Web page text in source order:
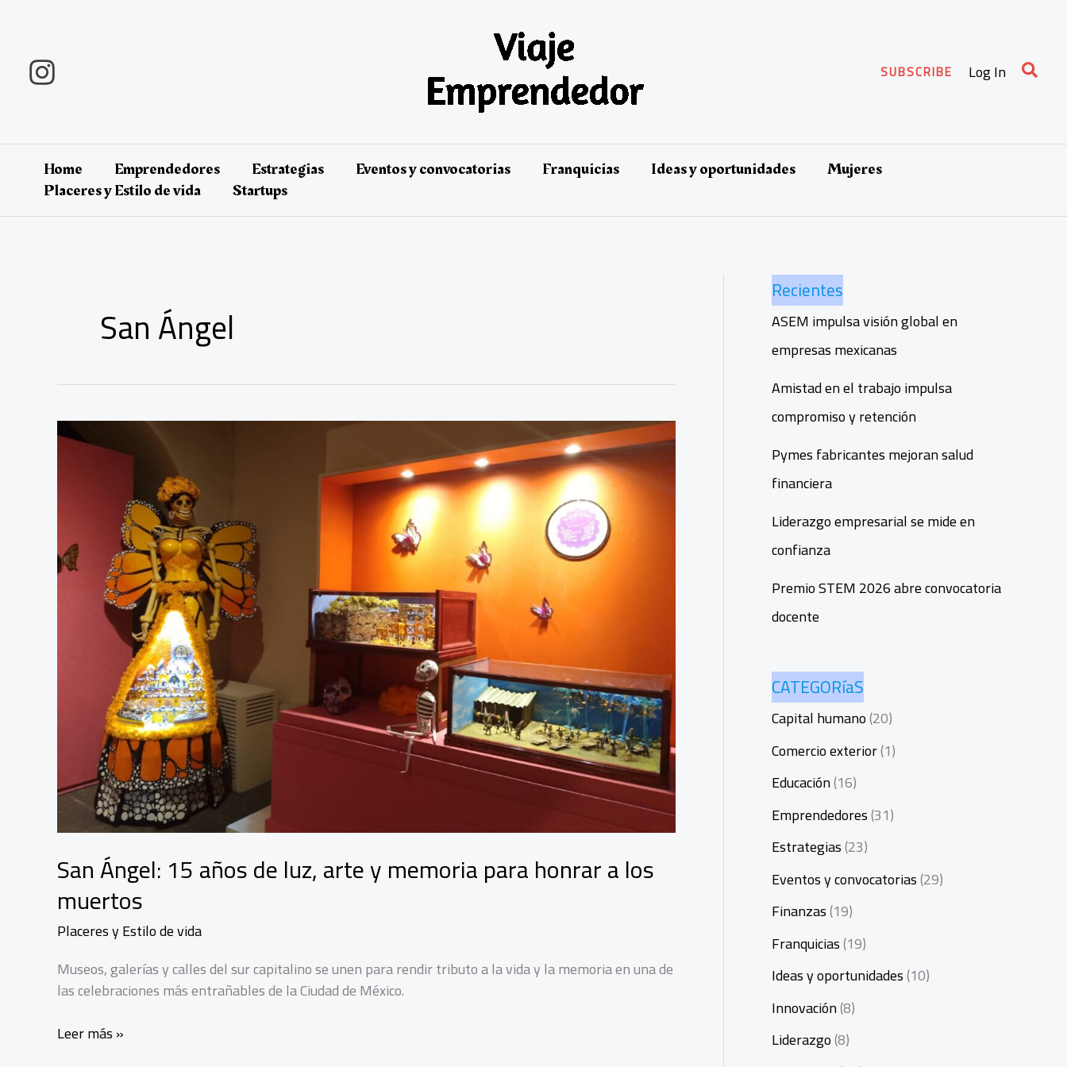
contenido
SUBSCRIBE Log In
Home Emprendedores Estrategias Eventos y convocatorias Franquicias Ideas y oportunidades
Mujeres
Placeres y Estilo de vida
Startups
San Ángel
San Ángel: 15 años de luz, arte y memoria para honrar a los
muertos
Placeres y Estilo de vida
Museos, galerías y calles del sur capitalino se unen para rendir tributo a la vida y la memoria en una de
las celebraciones más entrañables de la Ciudad de México.
San
Leer más »
Recientes
ASEM impulsa visión global en
empresas mexicanas
Amistad en el trabajo impulsa
compromiso y retención
Pymes fabricantes mejoran salud
financiera
Liderazgo empresarial se mide en
confianza
Premio STEM 2026 abre convocatoria
docente
CATEGORíaS
Capital humano(20)
Comercio exterior(1)
Educación(16)
Emprendedores(31)
Estrategias(23)
Eventos y convocatorias(29)
Finanzas(19)
Franquicias(19)
Ideas y oportunidades(10)
Innovación(8)
Liderazgo(8)